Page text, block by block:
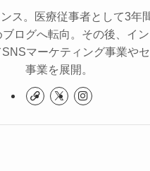
ス。医療従事者として3年
ログへ転向。その後、イ
SNSマーケティング事業や
事業を展開。